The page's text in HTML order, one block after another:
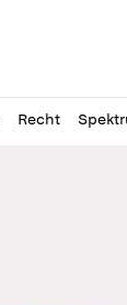
Recht